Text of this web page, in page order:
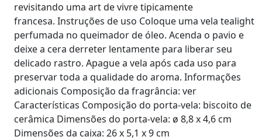
revisitando uma art de vivre tipicamente
francesa. Instruções de uso Coloque uma vela tealight
perfumada no queimador de óleo. Acenda o pavio e
deixe a cera derreter lentamente para liberar seu
delicado rastro. Apague a vela após cada uso para
preservar toda a qualidade do aroma. Informações
adicionais Composição da fragrância: ver
Características Composição do porta-vela: biscoito de
cerâmica Dimensões do porta-vela: ø 8,8 x 4,6 cm
Dimensões da caixa: 26 x 5,1 x 9 cm